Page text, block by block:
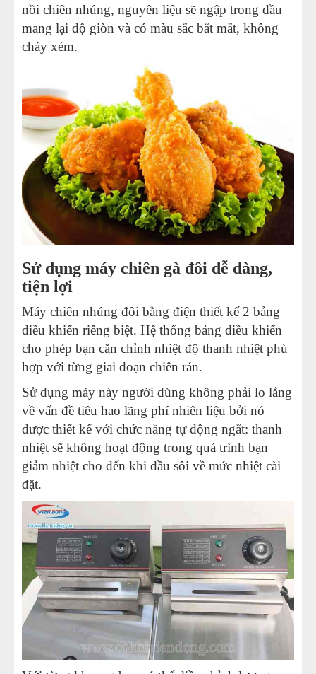
nồi chiên nhúng, nguyên liệu sẽ ngập trong dầu
mang lại độ giòn và có màu sắc bắt mắt, không
cháy xém.
Sử dụng máy chiên gà đôi dễ dàng,
tiện lợi
Máy chiên nhúng đôi bằng điện thiết kế 2 bảng
điều khiển riêng biệt. Hệ thống bảng điều khiển
cho phép bạn căn chỉnh nhiệt độ thanh nhiệt phù
hợp với từng giai đoạn chiên rán.
Sử dụng máy này người dùng không phải lo lắng
về vấn đề tiêu hao lãng phí nhiên liệu bởi nó
được thiết kế với chức năng tự động ngắt: thanh
nhiệt sẽ không hoạt động trong quá trình bạn
giảm nhiệt cho đến khi dầu sôi về mức nhiệt cài
đặt.